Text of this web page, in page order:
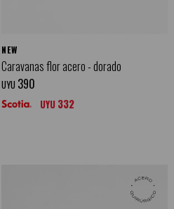
NEW
Caravanas flor acero - dorado
UYU 390
UYU 332